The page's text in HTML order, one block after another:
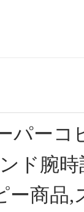
パー
ド腕
ー商品